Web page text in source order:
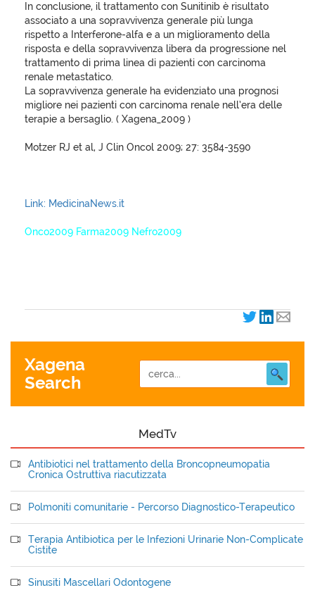
In conclusione, il trattamento con Sunitinib è risultato
associato a una sopravvivenza generale più lunga
rispetto a Interferone-alfa e a un miglioramento della
risposta e della sopravvivenza libera da progressione nel
trattamento di prima linea di pazienti con carcinoma
renale metastatico.
La sopravvivenza generale ha evidenziato una prognosi
migliore nei pazienti con carcinoma renale nell’era delle
terapie a bersaglio. ( Xagena_2009 )
Motzer RJ et al, J Clin Oncol 2009; 27: 3584-3590
Link: MedicinaNews.it
Onco2009 Farma2009 Nefro2009
Xagena
Search
MedTv
Antibiotici nel trattamento della Broncopneumopatia
Cronica Ostruttiva riacutizzata
Polmoniti comunitarie - Percorso Diagnostico-Terapeutico
Terapia Antibiotica per le Infezioni Urinarie Non-Complicate
Cistite
Sinusiti Mascellari Odontogene